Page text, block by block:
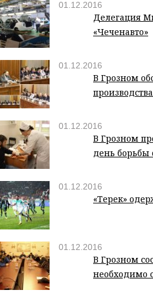
01.12.2016
Делегация
«Чеченавто»
01.12.2016
В Грозном
01.12.2016
В Грозном
день
01.12.2016
«Терек»
01.12.2016
В Грозном
необходимо